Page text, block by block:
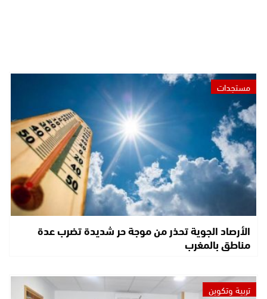
مستجدات
الأرصاد الجوية تحذر من موجة حر شديدة تضرب عدة
مناطق بالمغرب
تربية وتكوين